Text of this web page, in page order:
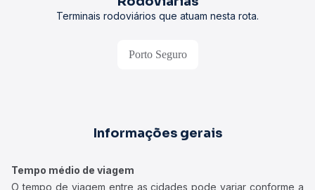
Terminais rodoviários que atuam nesta rota.
Porto Seguro
Informações gerais
Tempo médio de viagem
O tempo de viagem entre as cidades pode variar conforme a